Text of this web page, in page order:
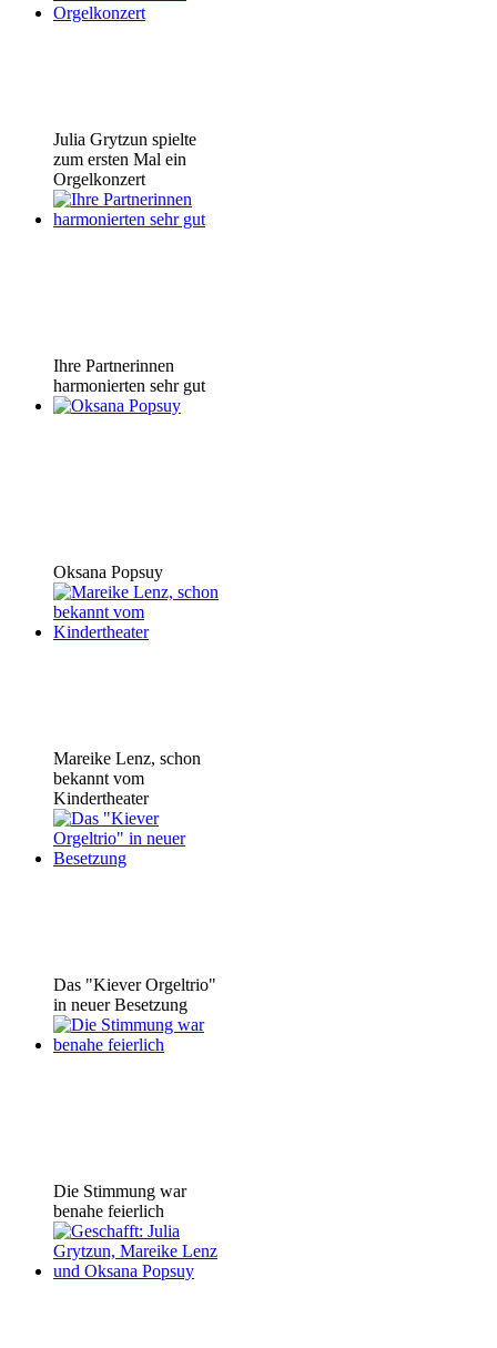
Julia Grytzun spielte
zum ersten Mal ein
Orgelkonzert
Ihre Partnerinnen
harmonierten sehr gut
Oksana Popsuy
Mareike Lenz, schon
bekannt vom
Kindertheater
Das "Kiever Orgeltrio"
in neuer Besetzung
Die Stimmung war
benahe feierlich